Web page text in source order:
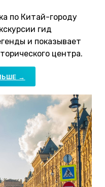
по Китай-городу
гид
и показывает
центра.
→